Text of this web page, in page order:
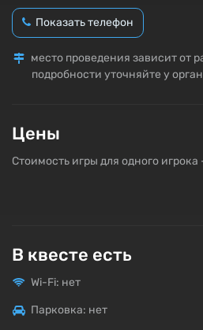
Показать телефон
место проведения зависит от
подробности уточняйте у
Цены
Стоимость игры для одного игрока
В квесте есть
Wi-Fi: нет
Парковка: нет